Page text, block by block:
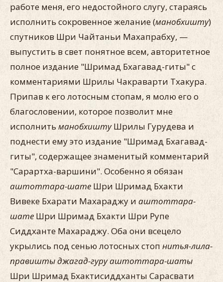
работе меня, его недостойного слугу, стараясь
исполнить сокровенное желание (манобхишту)
спутников Шри Чайтаньи Махапрабху, —
выпустить в свет понятное всем, авторитетное
полное издание "Шримад Бхагавад-гиты" с
комментариями Шрилы Чакраварти Тхакура.
Припав к его лотосным стопам, я молю его о
благословении, которое позволит мне
исполнить манобхиштуШрилы Гурудева и
поднести ему это издание "Шримад Бхагавад-
гиты", содержащее знаменитый комментарий
"Сарартха-варшини". Особенно я обязан
аштоттара-шате Шри Шримад Бхакти
Вивеке Бхарати Махараджу и аштоттара-
шате Шри Шримад Бхакти Шри Рупе
Сиддханте Махараджу. Оба они всецело
укрылись под сенью лотосных стоп нитья-лила-
правишты джагад-гуру аштоттара-шаты
Шри Шримад Бхактисиддханты Сарасвати